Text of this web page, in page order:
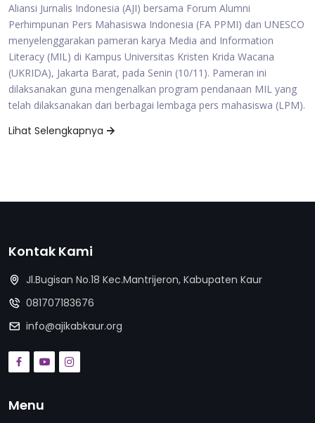
Aliansi Jurnalis Indonesia (AJI) bersama Forum Alumni
Perhimpunan Pers Mahasiswa Indonesia (FA PPMI) dan UNESCO
menyelenggarakan pameran karya Media and Information
Literacy (MIL) di Kampus Universitas Kristen Krida Wacana
(UKRIDA), Jakarta Barat, pada Senin (10/11). Pameran ini
dilaksanakan guna mengenalkan program pendanaan MIL yang
telah dilaksanakan dari berbagai lembaga pers mahasiswa (LPM).
Lihat Selengkapnya
Kontak Kami
Jl.Bugisan No.18 Kec.Mantrijeron, Kabupaten Kaur
081707183676
info@ajikabkaur.org
Menu